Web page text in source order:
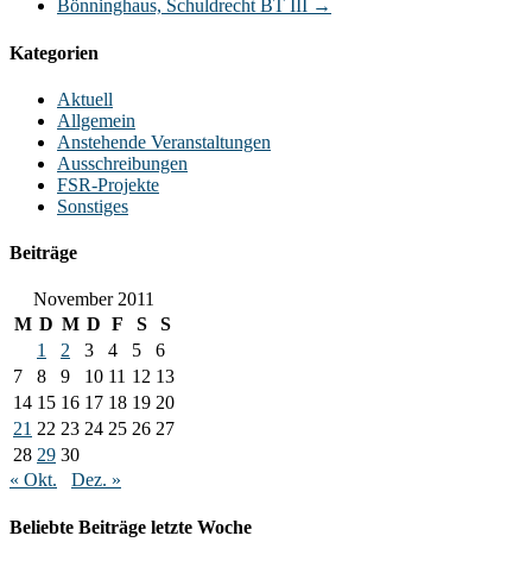
Bönninghaus, Schuldrecht BT III →
Kategorien
Aktuell
Allgemein
Anstehende Veranstaltungen
Ausschreibungen
FSR-Projekte
Sonstiges
Beiträge
November 2011
M D M D F S
S
1
2 3 4 5
6
7
8 9 10 11 12 13
14 15 16 17 18 19 20
21 22 23 24 25 26 27
28 29 30
« Okt.
Dez. »
Beliebte Beiträge letzte Woche